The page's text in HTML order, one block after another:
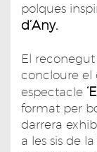
polques
d’Any.
El
concloure el
espectacle
format per
darrera
a les sis de